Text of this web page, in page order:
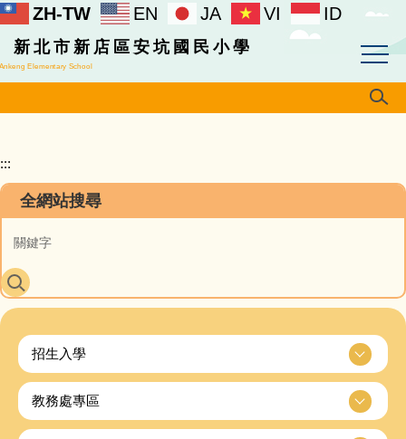
跳
主
要
容
ZH-TW EN JA VI ID
新北市新店區安坑國民小學
Elementary School
:::
全網站搜尋
招生入學
教務處專區